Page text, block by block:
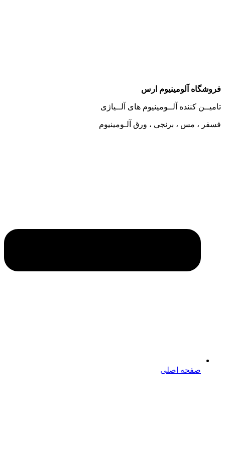
آلومینیوم ارس
کننده آلــومینیوم های آلــیاژی
، مس ، برنجی ، ورق آلـومینیوم
صفحه اصلی